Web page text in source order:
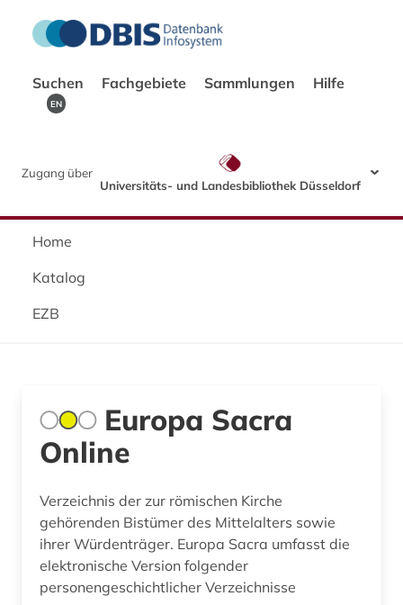
Suchen Fachgebiete Sammlungen Hilfe
EN
Zugang über
Universitäts- und Landesbibliothek Düsseldorf
Home
Katalog
EZB
Europa Sacra
Online
Verzeichnis der zur römischen Kirche
gehörenden Bistümer des Mittelalters sowie
ihrer Würdenträger. Europa Sacra umfasst die
elektronische Version folgender
personengeschichtlicher Verzeichnisse